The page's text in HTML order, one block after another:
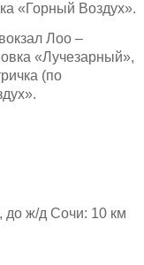
«Горный Воздух».
Лоо –
«Лучезарный»,
(по
до ж/д Сочи: 10 км